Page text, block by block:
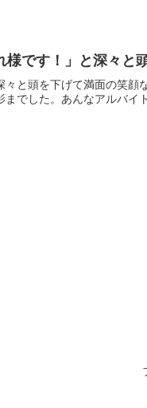
です！」と深々と
と頭を下げて満面の笑
でした。あんなアルバイ